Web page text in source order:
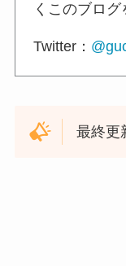
くこのブログ
Twitter：
最終更